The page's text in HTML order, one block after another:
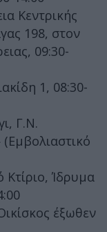
Κεντρικής
198, στον
09:30-
1, 08:30-
Γ.Ν.
Κτίριο, Ίδρυμα
έξωθεν